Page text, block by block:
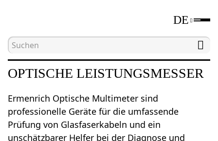
DE
Hauptseite Werkzeuge zum Testen
OPTISCHE LEISTUNGSMESSER
Ermenrich Optische Multimeter sind
professionelle Geräte für die umfassende
Prüfung von Glasfaserkabeln und ein
unschätzbarer Helfer bei der Diagnose und